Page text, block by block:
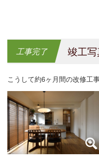
工事完了 竣工
こうして約6ヶ月間の改修工